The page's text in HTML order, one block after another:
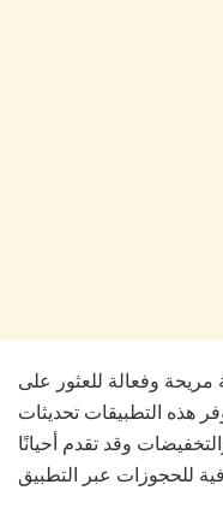
وفعالة للعثور على
هذه التطبيقات تحديثات
وقد تقدم أحيانًا
للحجوزات عبر التطبيق